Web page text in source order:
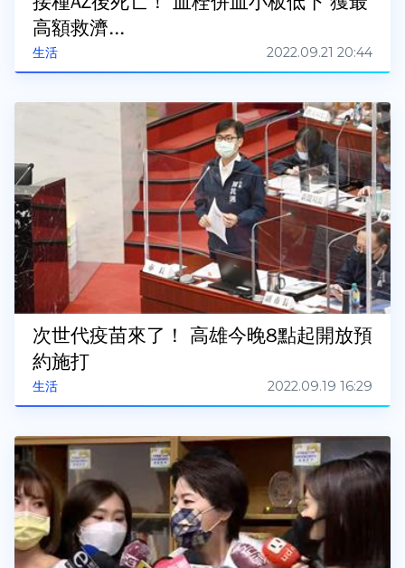
生活
高額救濟...
2022.09.21 20:44
生活
次世代疫苗來了！ 高雄今晚8點起開放預
約施打
2022.09.19 16:29